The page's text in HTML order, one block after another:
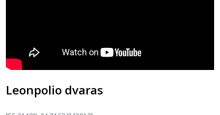
Leonpolio dvaras